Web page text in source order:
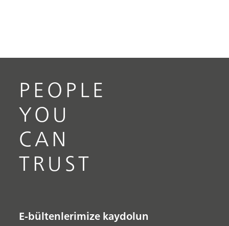
PEOPLE
YOU
CAN
TRUST
E-bültenlerimize kaydolun